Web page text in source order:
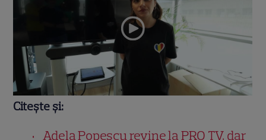
Citește și:
Adela Popescu revine la PRO TV, dar